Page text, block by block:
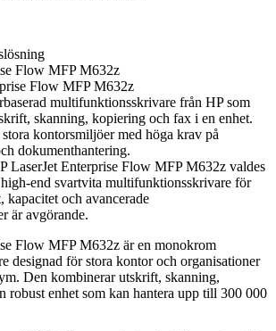
Flow MFP M632z
multifunktionsskrivare från HP som
skanning, kopiering och fax i en enhet.
kontorsmiljöer med höga krav på
dokumenthantering.
LaserJet Enterprise Flow MFP M632z valdes
end svartvita multifunktionsskrivare för
kapacitet och avancerade
är avgörande.
Flow MFP M632z är en monokrom
designad för stora kontor och organisationer
Den kombinerar utskrift, skanning,
robust enhet som kan hantera upp till 300 000